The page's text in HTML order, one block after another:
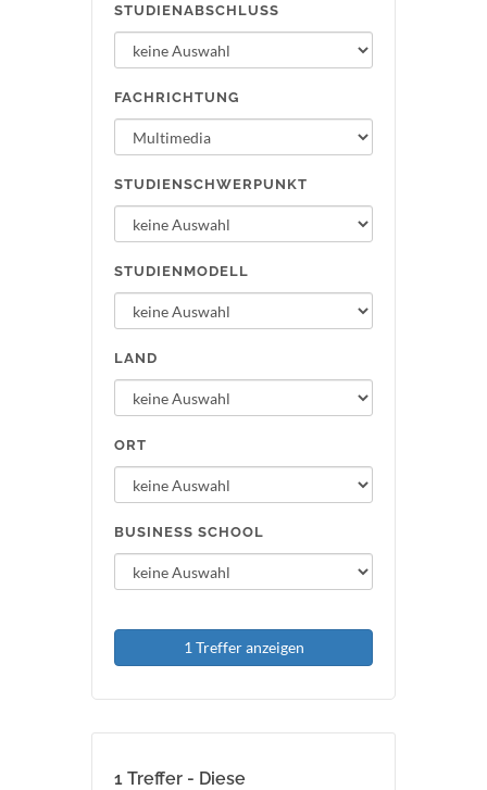
STUDIENABSCHLUSS
FACHRICHTUNG
STUDIENSCHWERPUNKT
STUDIENMODELL
LAND
ORT
BUSINESS SCHOOL
1 Treffer anzeigen
1 Treffer - Diese